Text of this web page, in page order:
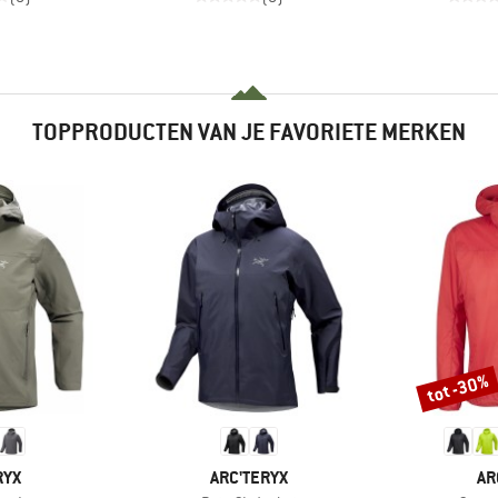
TOPPRODUCTEN VAN JE FAVORIETE MERKEN
MERK
ARC'TERYX
Korting
tot -30%